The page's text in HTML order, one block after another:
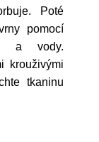
Poté
pomocí
a vody.
krouživými
tkaninu